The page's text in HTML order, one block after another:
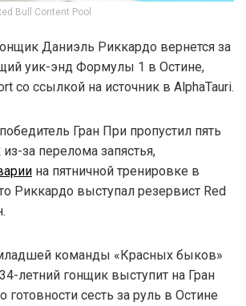
Bull Content Pool
Даниэль Риккардо вернется за
уик-энд Формулы 1 в Остине,
со ссылкой на источник в AlphaTauri.
Гран При пропустил пять
за перелома запястья,
на пятничной тренировке в
Риккардо выступал резервист Red
команды «Красных быков»
летний гонщик выступит на Гран
сесть за руль в Остине